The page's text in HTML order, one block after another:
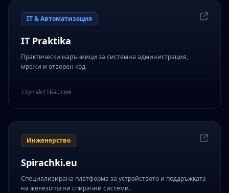
IT & Автоматизация
IT Praktika
Практически наръчници за системна администрация,
мрежи и отворен код.
itpraktika.com
Инженерство
Spirachki.eu
Специализирана платформа за устройството и поддръжката
на железопътни спирачни системи.